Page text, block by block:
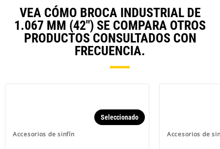
VEA CÓMO BROCA INDUSTRIAL DE
1.067 MM (42") SE COMPARA OTROS
PRODUCTOS CONSULTADOS CON
FRECUENCIA.
Accesorios de sinfín
Seleccionado
Accesorios de